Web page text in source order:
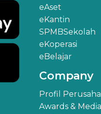
eAset
eKantin
SPMBSekolah
eKoperasi
eBelajar
Company
Profil
Awards &